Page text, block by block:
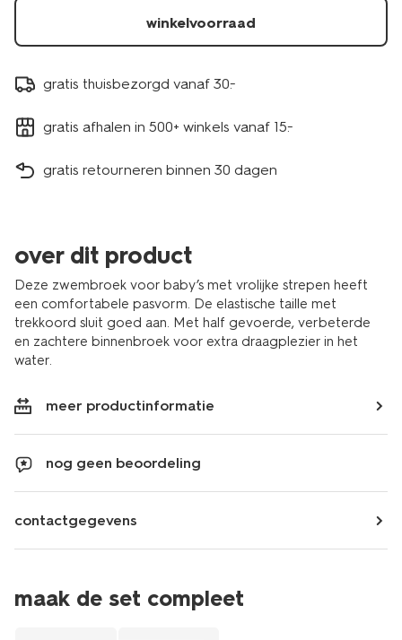
winkelvoorraad
gratis thuisbezorgd vanaf 30.-
gratis afhalen in 500+ winkels vanaf 15.-
gratis retourneren binnen 30 dagen
over dit product
Deze zwembroek voor baby’s met vrolijke strepen heeft
een comfortabele pasvorm. De elastische taille met
trekkoord sluit goed aan. Met half gevoerde, verbeterde
en zachtere binnenbroek voor extra draagplezier in het
water.
meer productinformatie
nog geen beoordeling
contactgegevens
maak de set compleetsale